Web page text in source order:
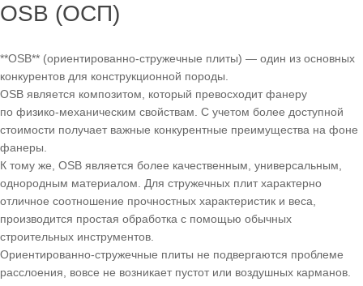
OSB (ОСП)
**OSB** (ориентированно-стружечные плиты) — один из основных
конкурентов для конструкционной породы.
OSB является композитом, который превосходит фанеру
по физико-механическим свойствам. С учетом более доступной
стоимости получает важные конкурентные преимущества на фоне
фанеры.
К тому же, OSB является более качественным, универсальным,
однородным материалом. Для стружечных плит характерно
отличное соотношение прочностных характеристик и веса,
производится простая обработка с помощью обычных
строительных инструментов.
Ориентированно-стружечные плиты не подвергаются проблеме
расслоения, вовсе не возникает пустот или воздушных карманов.